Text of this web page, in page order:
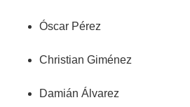
Óscar Pérez
Christian Giménez
Damián Álvarez